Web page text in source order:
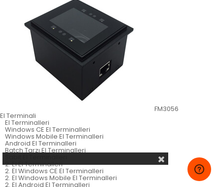
FM3056
El Terminali
El Terminalleri
Windows CE El Terminalleri
Windows Mobile El Terminalleri
Android El Terminalleri
Batch Tarzı El Terminalleri
2. El El Terminalleri
2. El Windows CE El Terminalleri
2. El Windows Mobile El Terminalleri
2. El Android El Terminalleri